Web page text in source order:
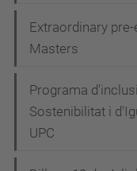
Extraordinary
Masters
Programa
Sostenibilitat i
UPC